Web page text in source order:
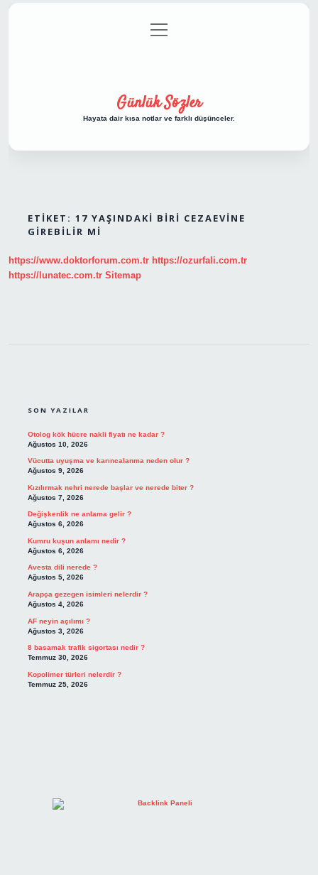
Gizlilik Politikası
menüyü
aç
Günlük Sözler
Hayata dair kısa notlar ve farklı düşünceler.
ETIKET: 17 YAŞINDAKI BIRI CEZAEVINE
GIREBILIR MI
https://www.doktorforum.com.tr https://ozurfali.com.tr
https://lunatec.com.tr Sitemap
SON YAZILAR
Otolog kök hücre nakli fiyatı ne kadar ?
Ağustos 10, 2026
Vücutta uyuşma ve karıncalanma neden olur ?
Ağustos 9, 2026
Kızılırmak nehri nerede başlar ve nerede biter ?
Ağustos 7, 2026
Değişkenlik ne anlama gelir ?
Ağustos 6, 2026
Kumru kuşun anlamı nedir ?
Ağustos 6, 2026
Avesta dili nerede ?
Ağustos 5, 2026
Arapça gezegen isimleri nelerdir ?
Ağustos 4, 2026
AF neyin açılımı ?
Ağustos 3, 2026
8 basamak trafik sigortası nedir ?
Temmuz 30, 2026
Kopolimer türleri nelerdir ?
Temmuz 25, 2026